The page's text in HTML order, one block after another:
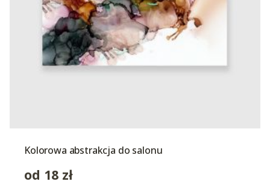
Kolorowa abstrakcja do salonu
od 18 zł